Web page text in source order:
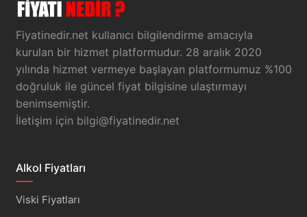
Fiyatinedir.net kullanıcı bilgilendirme amacıyla
kurulan bir hizmet platformudur. 28 aralık 2020
yılında hizmet vermeye başlayan platformumuz %100
doğruluk ile güncel fiyat bilgisine ulaştırmayı
benimsemiştir.
İletişim için bilgi@fiyatinedir.net
Alkol Fiyatları
Viski Fiyatları